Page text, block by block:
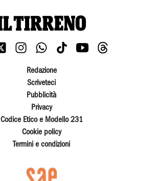
Redazione
Scriveteci
Pubblicità
Privacy
Codice Etico e Modello 231
Cookie policy
Termini e condizioni